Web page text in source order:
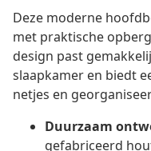
Deze moderne
met praktische
design past
slaapkamer en biedt
netjes en
Duurzaam
gefabriceerd